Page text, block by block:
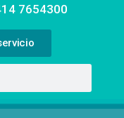
7654300